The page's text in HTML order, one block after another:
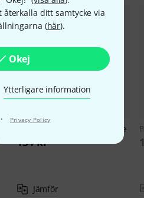
återkalla ditt samtycke via
(här).
Okej
Ytterligare information
· Privacy Policy
Patch Cables 7cm Purple
134 kr
Jämför